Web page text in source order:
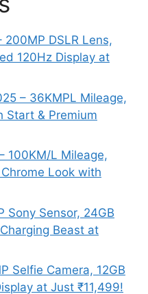
200MP DSLR Lens,
120Hz Display at
– 36KMPL Mileage,
Start & Premium
100KM/L Mileage,
Look with
Sony Sensor, 24GB
Beast at
Selfie Camera, 12GB
at Just ₹11,499!